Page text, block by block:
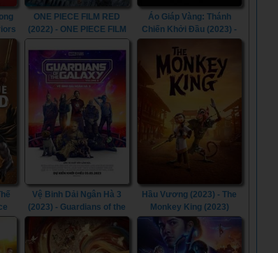
ONE PIECE FILM RED
(2022) - ONE PIECE FILM
RED (2022)
Áo Giáp Vàng: Thánh
Chiến Khởi Đầu (2023) -
(2023)
Vệ Binh Dải Ngân Hà 3
(2023) - Guardians of the
Galaxy Volume 3 (2023)
Hầu Vương (2023) - The
Monkey King (2023)